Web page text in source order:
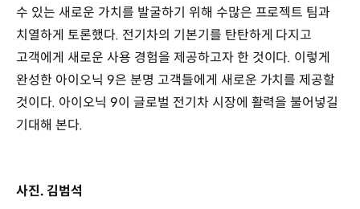
수 있는 새로운 가치를 발굴하기 위해 수많은 프로젝트 팀과
치열하게 토론했다. 전기차의 기본기를 탄탄하게 다지고
고객에게 새로운 사용 경험을 제공하고자 한 것이다. 이렇게
완성한 아이오닉 9은 분명 고객들에게 새로운 가치를 제공할
것이다. 아이오닉 9이 글로벌 전기차 시장에 활력을 불어넣길
기대해 본다.
사진. 김범석